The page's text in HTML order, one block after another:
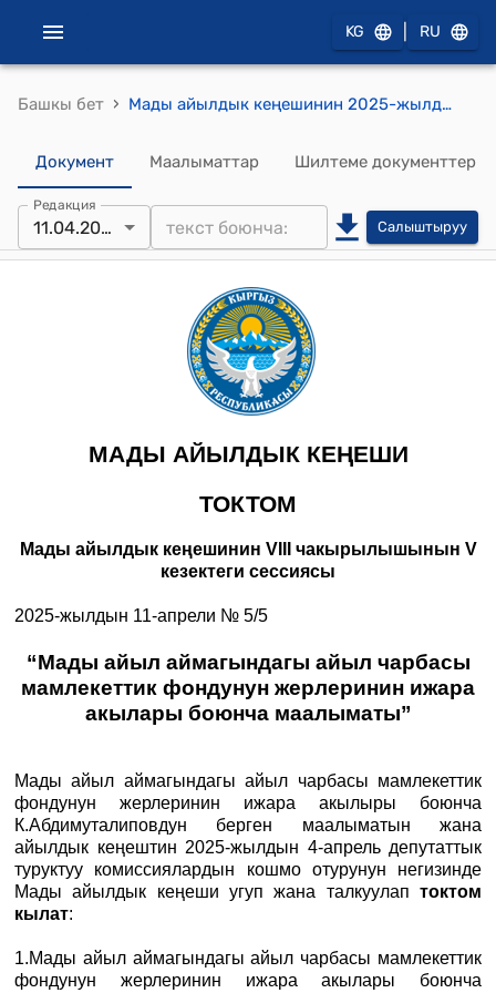
KG RU
Башкы бет › Мады айылдык кеңешинин 2025-жылдын 11-апрели № 5/5 “Мады айыл аймагындагы айыл чарбасы мамлекеттик фондунун жерлеринин ижара акылары боюнча маалыматы” токтому
Документ Маалыматтар Шилтеме документтер
Редакция
11.04.2025 Салыштыруу